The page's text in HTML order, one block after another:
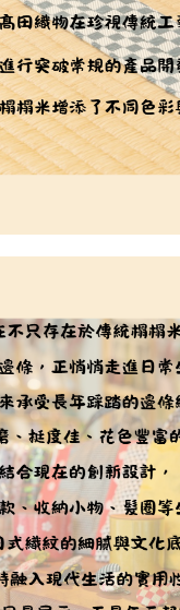
付」時，將依據個別帳號之
度；若仍有額度不足之情形
號或使用他人資訊註冊。若
有權停止該用戶之使用額度